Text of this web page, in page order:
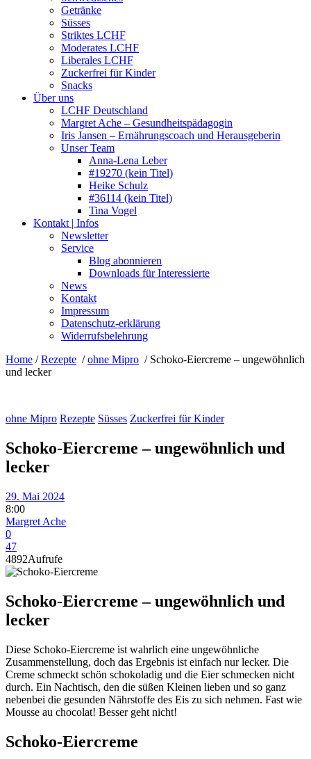
Getränke
Süsses
Striktes LCHF
Moderates LCHF
Liberales LCHF
Zuckerfrei für Kinder
Snacks
Über uns
LCHF Deutschland
Margret Ache – Gesundheitspädagogin
Iris Jansen – Ernährungscoach und Herausgeberin
Unser Team
Anna-Lena Leber
#19270 (kein Titel)
Heike Schulz
#36114 (kein Titel)
Tina Vogel
Kontakt | Infos
Newsletter
Service
Blog abonnieren
Downloads für Interessierte
News
Kontakt
Impressum
Datenschutz-erklärung
Widerrufsbelehrung
Home /Rezepte /ohne Mipro / Schoko-Eiercreme – ungewöhnlich
und lecker
ohne Mipro Rezepte Süsses Zuckerfrei für Kinder
Schoko-Eiercreme – ungewöhnlich und
lecker
29. Mai 2024
8:00
Margret Ache
0
47
4892Aufrufe
Schoko-Eiercreme – ungewöhnlich und
lecker
Diese Schoko-Eiercreme ist wahrlich eine ungewöhnliche
Zusammenstellung, doch das Ergebnis ist einfach nur lecker. Die
Creme schmeckt schön schokoladig und die Eier schmecken nicht
durch. Ein Nachtisch, den die süßen Kleinen lieben und so ganz
nebenbei die gesunden Nährstoffe des Eis zu sich nehmen. Fast wie
Mousse au chocolat! Besser geht nicht!
Schoko-Eiercreme